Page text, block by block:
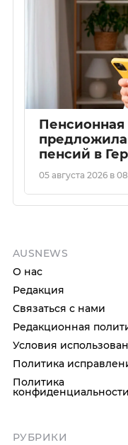
пенсий в
05 августа 2026 в
AUSNEWS
О нас
Редакция
Связаться с нами
Редакционная
Условия
Политика
Политика
конфиденциальности
РУБРИКИ